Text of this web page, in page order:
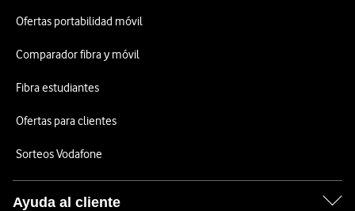
Ofertas portabilidad móvil
Comparador fibra y móvil
Fibra estudiantes
Ofertas para clientes
Sorteos Vodafone
Ayuda al cliente